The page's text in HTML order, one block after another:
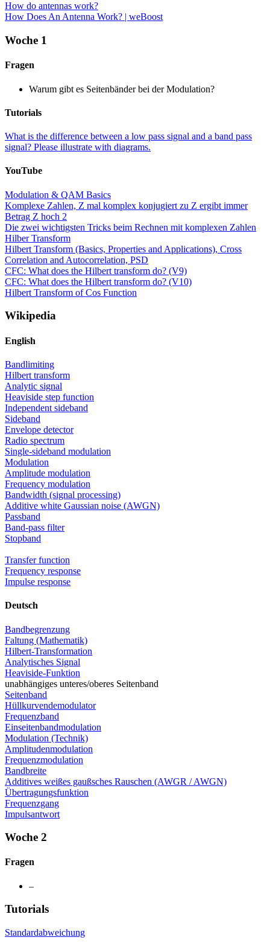
How do antennas work?
How Does An Antenna Work? | weBoost
Woche 1
Fragen
Warum gibt es Seitenbänder bei der Modulation?
Tutorials
What is the difference between a low pass signal and a band pass
signal? Please illustrate with diagrams.
YouTube
Modulation & QAM Basics
Komplexe Zahlen, Z mal komplex konjugiert zu Z ergibt immer
Betrag Z hoch 2
Die zwei wichtigsten Tricks beim Rechnen mit komplexen Zahlen
Hilber Transform
Hilbert Transform (Basics, Properties and Applications), Cross
Correlation and Autocorrelation, PSD
CFC: What does the Hilbert transform do? (V9)
CFC: What does the Hilbert transform do? (V10)
Hilbert Transform of Cos Function
Wikipedia
English
Bandlimiting
Hilbert transform
Analytic signal
Heaviside step function
Independent sideband
Sideband
Envelope detector
Radio spectrum
Single-sideband modulation
Modulation
Amplitude modulation
Frequency modulation
Bandwidth (signal processing)
Additive white Gaussian noise (AWGN)
Passband
Band-pass filter
Stopband
Transfer function
Frequency response
Impulse response
Deutsch
Bandbegrenzung
Faltung (Mathematik)
Hilbert-Transformation
Analytisches Signal
Heaviside-Funktion
unabhängiges unteres/oberes Seitenband
Seitenband
Hüllkurvendemodulator
Frequenzband
Einseitenbandmodulation
Modulation (Technik)
Amplitudenmodulation
Frequenzmodulation
Bandbreite
Additives weißes gaußsches Rauschen (AWGR / AWGN)
Übertragungsfunktion
Frequenzgang
Impulsantwort
Woche 2
Fragen
–
Tutorials
Standardabweichung